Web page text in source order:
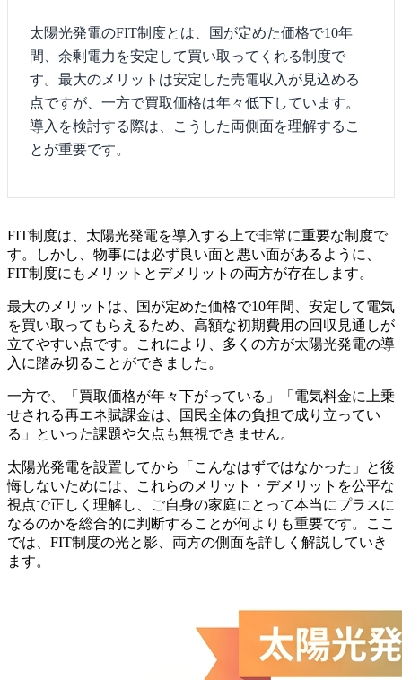
太陽光発電のFIT制度とは、国が定めた価格で10年
間、余剰電力を安定して買い取ってくれる制度で
す。最大のメリットは安定した売電収入が見込める
点ですが、一方で買取価格は年々低下しています。
導入を検討する際は、こうした両側面を理解するこ
とが重要です。
FIT制度は、太陽光発電を導入する上で非常に重要な制度で
す。しかし、物事には必ず良い面と悪い面があるように、
FIT制度にもメリットとデメリットの両方が存在します。
最大のメリットは、国が定めた価格で10年間、安定して電気
を買い取ってもらえるため、高額な初期費用の回収見通しが
立てやすい点です。これにより、多くの方が太陽光発電の導
入に踏み切ることができました。
一方で、「買取価格が年々下がっている」「電気料金に上乗
せされる再エネ賦課金は、国民全体の負担で成り立ってい
る」といった課題や欠点も無視できません。
太陽光発電を設置してから「こんなはずではなかった」と後
悔しないためには、これらのメリット・デメリットを公平な
視点で正しく理解し、ご自身の家庭にとって本当にプラスに
なるのかを総合的に判断することが何よりも重要です。ここ
では、FIT制度の光と影、両方の側面を詳しく解説していき
ます。